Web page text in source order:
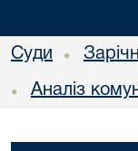
Суди •
• Аналіз